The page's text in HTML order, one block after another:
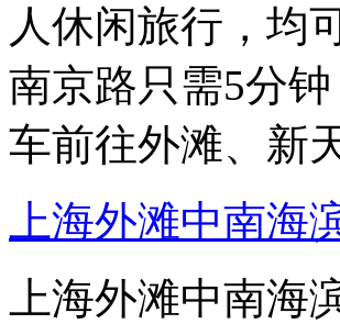
人休闲旅行，均
南京路只需5分
车前往外滩、新
上海外滩中南海
上海外滩中南